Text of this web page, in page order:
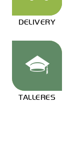
DELIVERY
TALLERES